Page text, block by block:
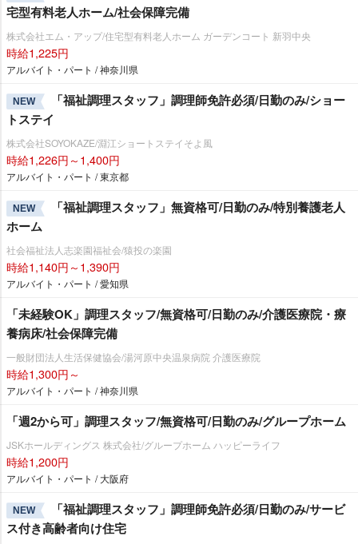
宅型有料老人ホーム/社会保障完備
株式会社エム・アップ/住宅型有料老人ホーム ガーデンコート 新羽中央
時給1,225円
アルバイト・パート / 神奈川県
NEW
「福祉調理スタッフ」調理師免許必須/日勤のみ/ショー
トステイ
株式会社SOYOKAZE/淵江ショートステイそよ風
時給1,226円～1,400円
アルバイト・パート / 東京都
NEW
「福祉調理スタッフ」無資格可/日勤のみ/特別養護老人
ホーム
社会福祉法人志楽園福祉会/猿投の楽園
時給1,140円～1,390円
アルバイト・パート / 愛知県
「未経験OK」調理スタッフ/無資格可/日勤のみ/介護医療院・療
養病床/社会保障完備
一般財団法人生活保健協会/湯河原中央温泉病院 介護医療院
時給1,300円～
アルバイト・パート / 神奈川県
「週2から可」調理スタッフ/無資格可/日勤のみ/グループホーム
JSKホールディングス 株式会社/グループホーム ハッピーライフ
時給1,200円
アルバイト・パート / 大阪府
NEW
「福祉調理スタッフ」調理師免許必須/日勤のみ/サービ
ス付き高齢者向け住宅